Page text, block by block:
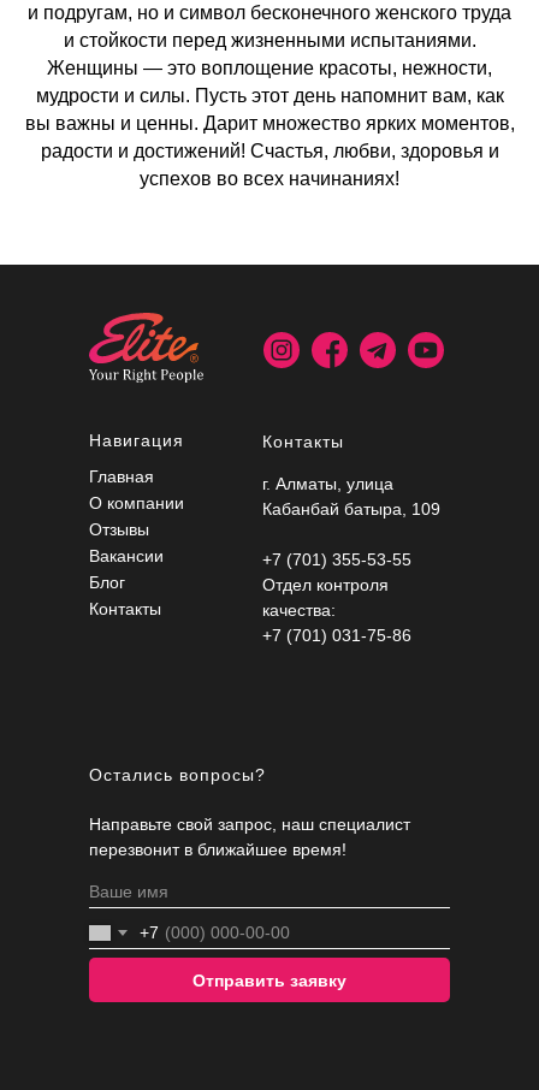
и подругам, но и символ бесконечного женского труда
и стойкости перед жизненными испытаниями.
Женщины — это воплощение красоты, нежности,
мудрости и силы. Пусть этот день напомнит вам, как
вы важны и ценны. Дарит множество ярких моментов,
радости и достижений! Счастья, любви, здоровья и
успехов во всех начинаниях!
Навигация
Главная
О компании
Отзывы
Вакансии
Блог
Контакты
г. Алматы, ​улица
Кабанбай батыра, 109​
+7 (701) 355-53-55
Отдел контроля
качества:
+7 (701) 031-75-86
Контакты
Остались вопросы?
Направьте свой запрос, наш специалист
перезвонит в ближайшее время!
+7
Отправить заявку